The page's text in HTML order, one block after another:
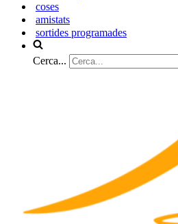
coses
amistats
sortides programades
Cerca...